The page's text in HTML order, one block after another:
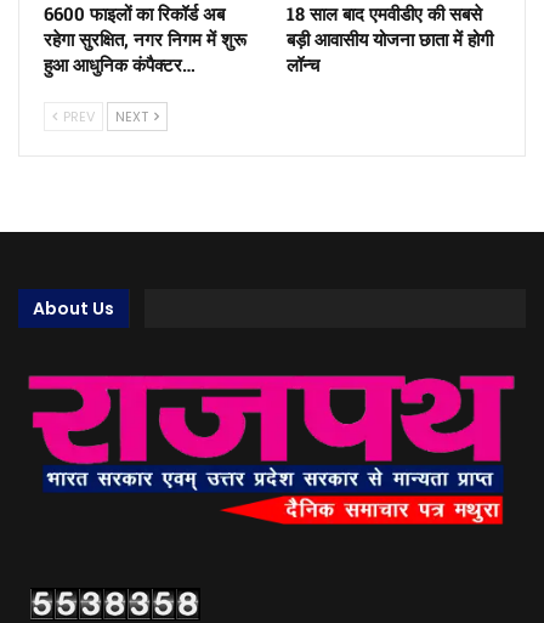
6600 फाइलों का रिकॉर्ड अब
रहेगा सुरक्षित, नगर निगम में शुरू
हुआ आधुनिक कंपैक्टर…
18 साल बाद एमवीडीए की सबसे
बड़ी आवासीय योजना छाता में होगी
लॉन्च
PREV NEXT
About Us